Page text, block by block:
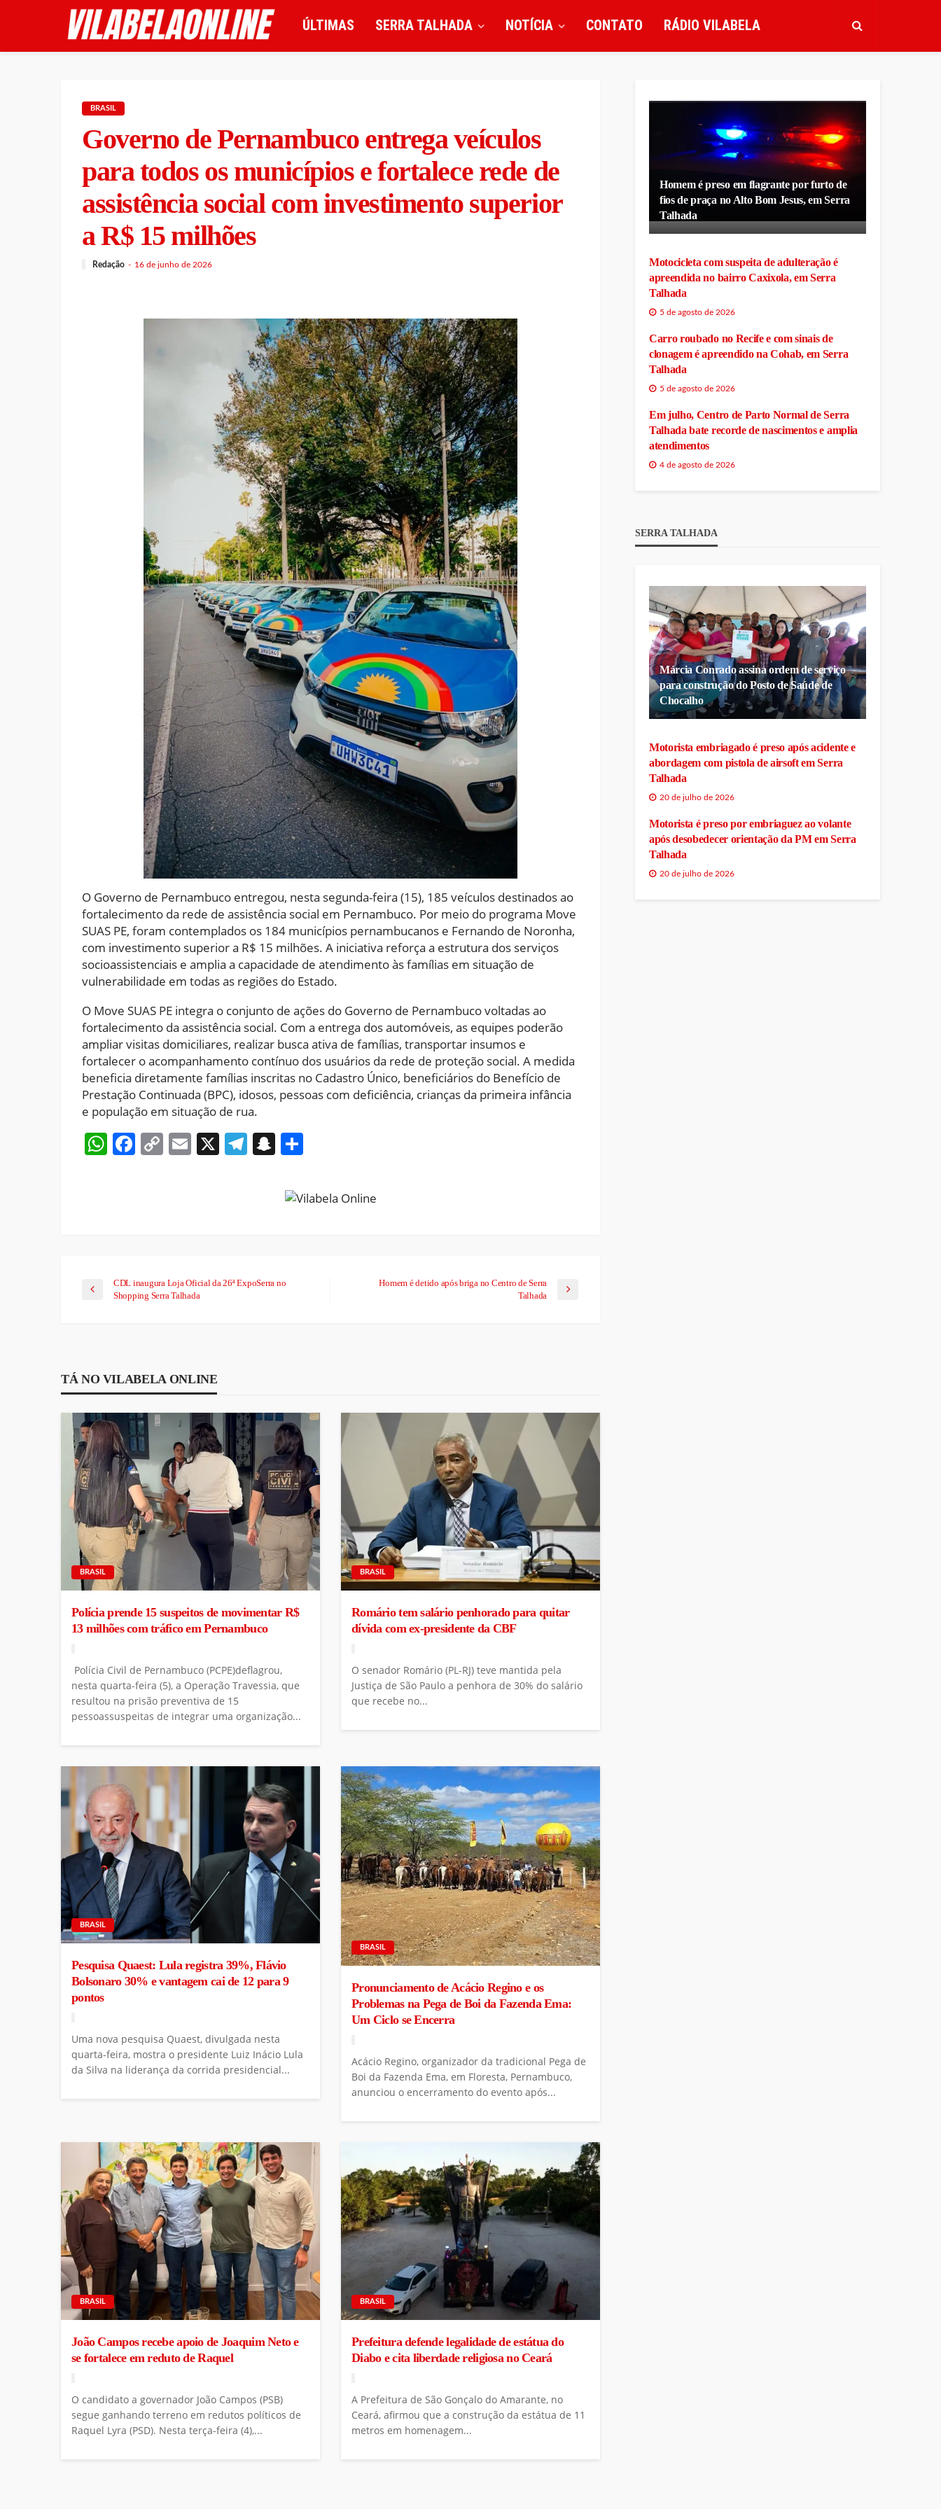
ÚLTIMAS SERRA TALHADA NOTÍCIA CONTATO RÁDIO VILABELA
BRASIL
Governo de Pernambuco entrega veículos
para todos os municípios e fortalece rede de
assistência social com investimento superior
a R$ 15 milhões
Redação 16 de junho de 2026
O Governo de Pernambuco entregou, nesta segunda-feira (15), 185 veículos destinados ao
fortalecimento da rede de assistência social em Pernambuco. Por meio do programa Move
SUAS PE, foram contemplados os 184 municípios pernambucanos e Fernando de Noronha,
com investimento superior a R$ 15 milhões. A iniciativa reforça a estrutura dos serviços
socioassistenciais e amplia a capacidade de atendimento às famílias em situação de
vulnerabilidade em todas as regiões do Estado.
O Move SUAS PE integra o conjunto de ações do Governo de Pernambuco voltadas ao
fortalecimento da assistência social. Com a entrega dos automóveis, as equipes poderão
ampliar visitas domiciliares, realizar busca ativa de famílias, transportar insumos e
fortalecer o acompanhamento contínuo dos usuários da rede de proteção social. A medida
beneficia diretamente famílias inscritas no Cadastro Único, beneficiários do Benefício de
Prestação Continuada (BPC), idosos, pessoas com deficiência, crianças da primeira infância
e população em situação de rua.
WhatsApp
Facebook
CopyEmail
X Telegram
Snapchat
CDL inaugura Loja Oficial da 26ª ExpoSerra no
Shopping Serra Talhada
Homem é detido após briga no Centro de Serra
Talhada
TÁ NO VILABELA ONLINE
BRASIL
Polícia prende 15 suspeitos de movimentar R$
13 milhões com tráfico em Pernambuco
Polícia Civil de Pernambuco (PCPE)deflagrou,
nesta quarta-feira (5), a Operação Travessia, que
resultou na prisão preventiva de 15
pessoassuspeitas de integrar uma organização...
BRASIL
Romário tem salário penhorado para quitar
dívida com ex-presidente da CBF
O senador Romário (PL-RJ) teve mantida pela
Justiça de São Paulo a penhora de 30% do salário
que recebe no...
BRASIL
Pesquisa Quaest: Lula registra 39%, Flávio
Bolsonaro 30% e vantagem cai de 12 para 9
pontos
Uma nova pesquisa Quaest, divulgada nesta
quarta-feira, mostra o presidente Luiz Inácio Lula
da Silva na liderança da corrida presidencial...
BRASIL
Pronunciamento de Acácio Regino e os
Problemas na Pega de Boi da Fazenda Ema:
Um Ciclo se Encerra
Acácio Regino, organizador da tradicional Pega de
Boi da Fazenda Ema, em Floresta, Pernambuco,
anunciou o encerramento do evento após...
BRASIL
João Campos recebe apoio de Joaquim Neto e
se fortalece em reduto de Raquel
O candidato a governador João Campos (PSB)
segue ganhando terreno em redutos políticos de
Raquel Lyra (PSD). Nesta terça-feira (4),...
BRASIL
Prefeitura defende legalidade de estátua do
Diabo e cita liberdade religiosa no Ceará
A Prefeitura de São Gonçalo do Amarante, no
Ceará, afirmou que a construção da estátua de 11
metros em homenagem...
Homem é preso em flagrante por furto de
fios de praça no Alto Bom Jesus, em Serra
Talhada
Motocicleta com suspeita de adulteração é
apreendida no bairro Caxixola, em Serra
Talhada
5 de agosto de 2026
Carro roubado no Recife e com sinais de
clonagem é apreendido na Cohab, em Serra
Talhada
5 de agosto de 2026
Em julho, Centro de Parto Normal de Serra
Talhada bate recorde de nascimentos e amplia
atendimentos
4 de agosto de 2026
SERRA TALHADA
Márcia Conrado assina ordem de serviço
para construção do Posto de Saúde de
Chocalho
Motorista embriagado é preso após acidente e
abordagem com pistola de airsoft em Serra
Talhada
20 de julho de 2026
Motorista é preso por embriaguez ao volante
após desobedecer orientação da PM em Serra
Talhada
20 de julho de 2026